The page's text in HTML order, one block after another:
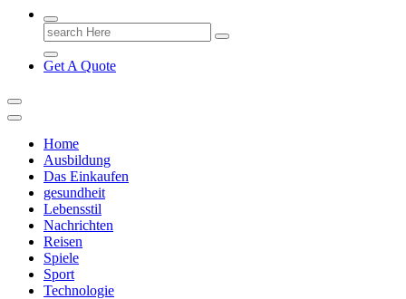
Search
for:
Get A Quote
Home
Ausbildung
Das Einkaufen
gesundheit
Lebensstil
Nachrichten
Reisen
Spiele
Sport
Technologie